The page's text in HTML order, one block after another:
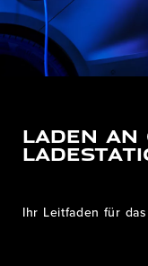
LADEN AN
Ihr Leitfaden für